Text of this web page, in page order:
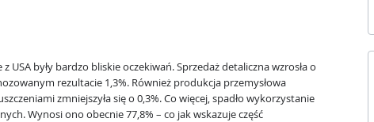
USA były bardzo bliskie oczekiwań. Sprzedaż detaliczna wzrosła o
rezultacie 1,3%. Również produkcja przemysłowa
zmniejszyła się o 0,3%. Co więcej, spadło wykorzystanie
Wynosi ono obecnie 77,8% – co jak wskazuje część